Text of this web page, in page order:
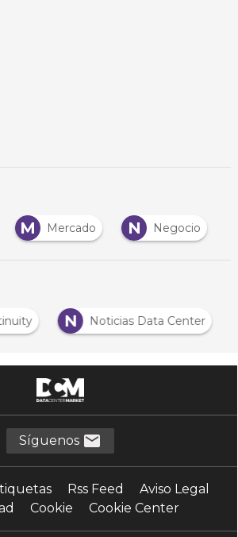
M Mercado N Negocio
N Noticias Data Center
Síguenos
Rss Feed
Aviso Legal
Cookie Cookie Center